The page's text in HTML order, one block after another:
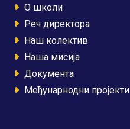
О школи
Реч директора
Наш колектив
Наша мисија
Документа
Међунарнодни пројекти